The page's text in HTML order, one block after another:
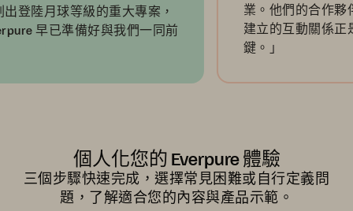
月球等級的重大專案，
已準備好與我們一同前
業。他們的合作夥伴關
建立的互動關係正是在
鍵。」
個人化您的 Everpure 體驗
三個步驟快速完成，選擇常見困難或自行定義問
題，了解適合您的內容與產品示範。